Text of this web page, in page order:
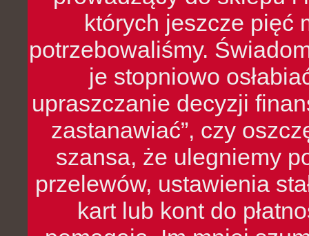
których jeszcze pięć
potrzebowaliśmy.
je stopniowo
upraszczanie decyzji
zastanawiać”, czy
szansa, że ulegniemy
przelewów, ustawienia
kart lub kont do